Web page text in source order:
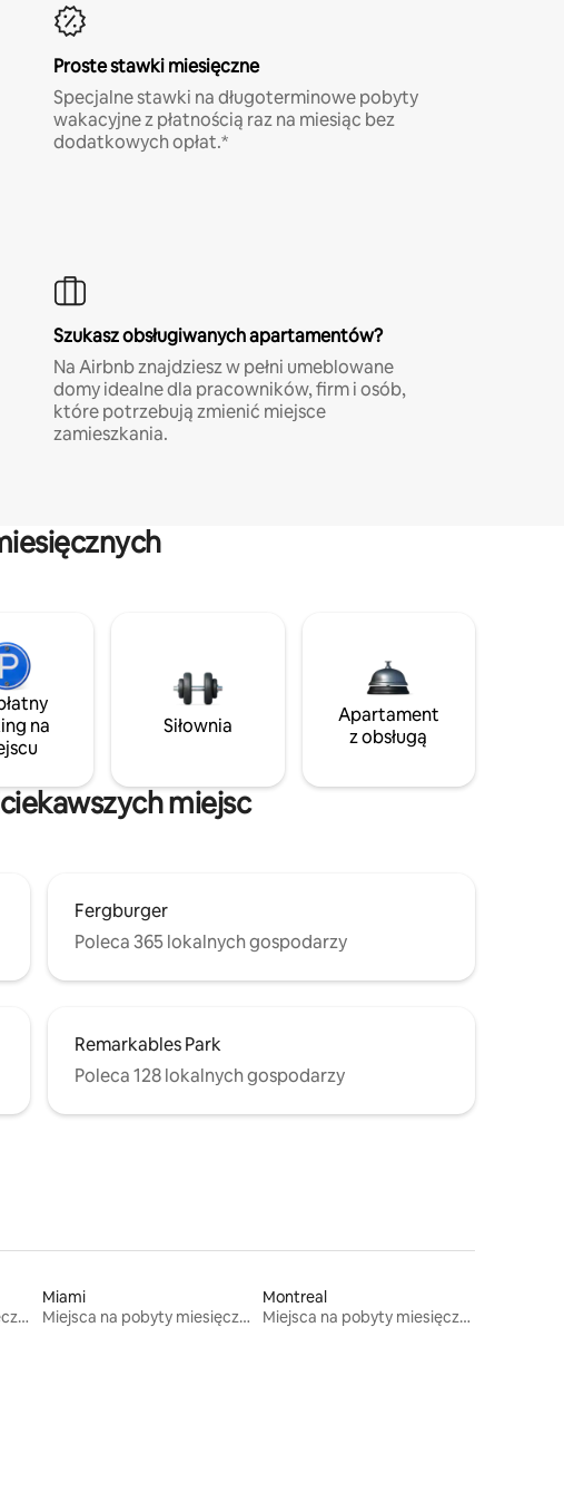
Proste stawki miesięczne
Specjalne stawki na długoterminowe pobyty
wakacyjne z płatnością raz na miesiąc bez
dodatkowych opłat.*
Szukasz obsługiwanych apartamentów?
Na Airbnb znajdziesz w pełni umeblowane
domy idealne dla pracowników, firm i osób,
które potrzebują zmienić miejsce
zamieszkania.
na
Siłownia
Apartament
z obsługą
miejsc
Fergburger
Poleca 365 lokalnych gospodarzy
Remarkables Park
Poleca 128 lokalnych gospodarzy
Miejsca na pobyty miesięczne
Miami
Miejsca na pobyty miesięczne
Montreal
Miejsca na pobyty miesięczne